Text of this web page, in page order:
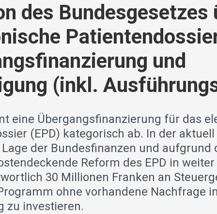
des Bundesgesetzes
und
(inkl.
eine Übergangsfinanzierung für das
(EPD) kategorisch ab. In der
der Bundesfinanzen und aufgrund
Reform des EPD in
30 Millionen Franken an
ohne vorhandene Nachfrage
zu investieren.